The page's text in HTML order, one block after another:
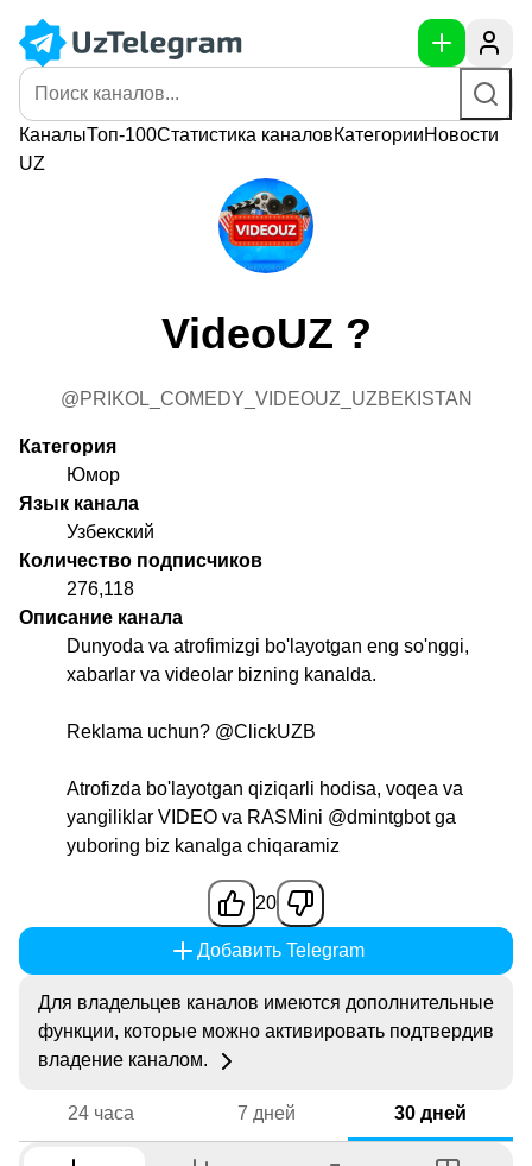
КаналыТоп-100Статистика каналовКатегорииНовости
UZ
VideoUZ ?
@PRIKOL_COMEDY_VIDEOUZ_UZBEKISTAN
Категория
Юмор
Язык канала
Узбекский
Количество подписчиков
276,118
Описание канала
Dunyoda va atrofimizgi bo'layotgan eng so'nggi,
xabarlar va videolar bizning kanalda.
Reklama uchun? @ClickUZB
Atrofizda bo'layotgan qiziqarli hodisa, voqea va
yangiliklar VIDEO va RASMini @dmintgbotga
yuboring biz kanalga chiqaramiz
20
Добавить Telegram
Для владельцев каналов имеются дополнительные
функции, которые можно активировать подтвердив
владение каналом.
24 часа 7 дней 30 дней